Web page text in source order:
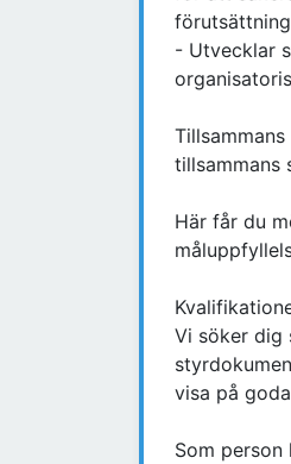
- Utvecklar
tillsammans
Här får du
Vi söker dig
visa på
Som